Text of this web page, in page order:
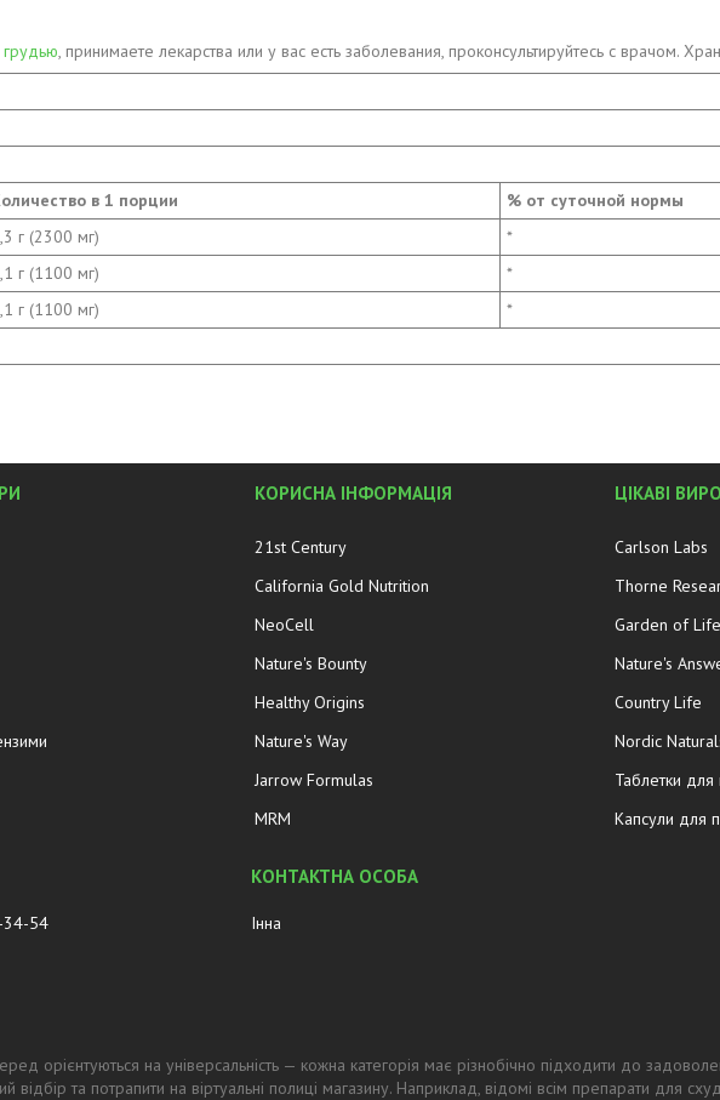
грудью, принимаете лекарства или у вас есть заболевания, проконсультируйтесь с врачом.
в 1 порции
% от суточной нормы
г (2300 мг)
*
г (1100 мг)
*
г (1100 мг)
*
КОРИСНА ІНФОРМАЦІЯ
21st Century
California Gold Nutrition
NeoCell
Nature's Bounty
Healthy Origins
Nature's Way
Jarrow Formulas
MRM
ЦІКАВІ
Carlson Labs
Thorne
Garden of Life
Nature's
Country Life
Nordic
Таблетки для
Капсули для
34-54 Інна
орієнтуються на універсальність — кожна категорія має різнобічно підходити до
відбір та потрапити на віртуальні полиці магазину. Наприклад, відомі всім препарати для